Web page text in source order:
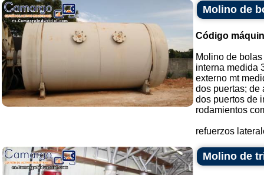
Molino de
Código
Molino de bolas
interna medida
externo mt
dos puertas; de
dos puertos de
rodamientos
refuerzos
Molino de